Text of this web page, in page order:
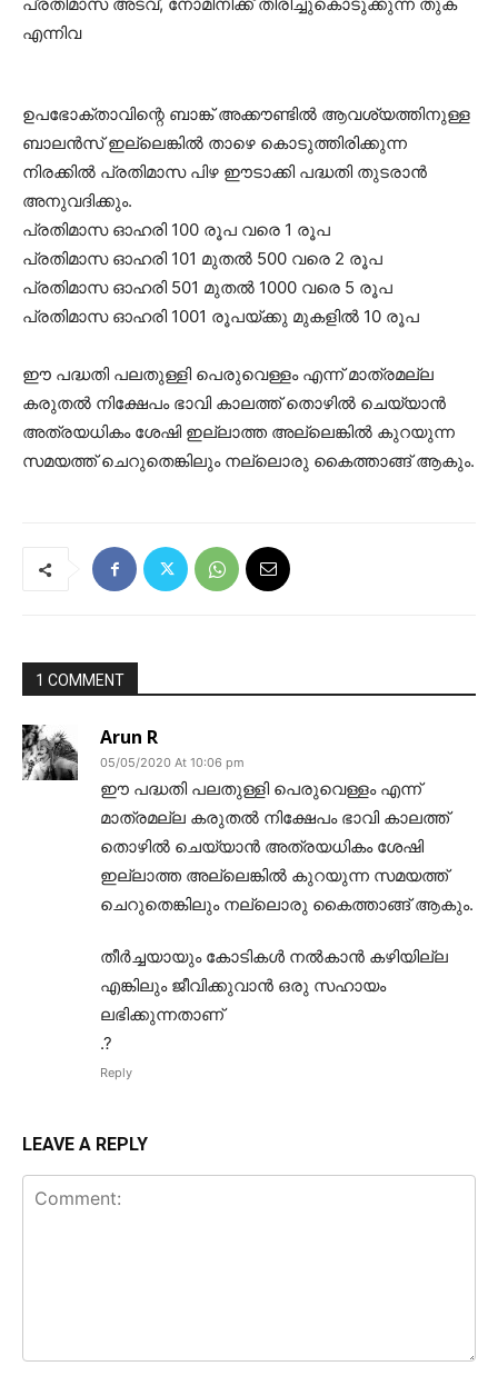
എന്നിവ
ഉപഭോക്താവിന്റെ ബാങ്ക് അക്കൗണ്ടിൽ ആവശ്യത്തിനുള്ള
ബാലൻസ് ഇല്ലെങ്കിൽ താഴെ കൊടുത്തിരിക്കുന്ന
നിരക്കിൽ പ്രതിമാസ പിഴ ഈടാക്കി പദ്ധതി തുടരാൻ
അനുവദിക്കും.
പ്രതിമാസ ഓഹരി 100 രൂപ വരെ 1 രൂപ
പ്രതിമാസ ഓഹരി 101 മുതൽ 500 വരെ 2 രൂപ
പ്രതിമാസ ഓഹരി 501 മുതൽ 1000 വരെ 5 രൂപ
പ്രതിമാസ ഓഹരി 1001 രൂപയ്ക്കു മുകളിൽ 10 രൂപ
ഈ പദ്ധതി പലതുള്ളി പെരുവെള്ളം എന്ന് മാത്രമല്ല
കരുതൽ നിക്ഷേപം ഭാവി കാലത്ത് തൊഴിൽ ചെയ്യാൻ
അത്രയധികം ശേഷി ഇല്ലാത്ത അല്ലെങ്കിൽ കുറയുന്ന
സമയത്ത് ചെറുതെങ്കിലും നല്ലൊരു കൈത്താങ്ങ് ആകും.
1 COMMENT
Arun R
05/05/2020 At 10:06 pm
ഈ പദ്ധതി പലതുള്ളി പെരുവെള്ളം എന്ന്
മാത്രമല്ല കരുതൽ നിക്ഷേപം ഭാവി കാലത്ത്
തൊഴിൽ ചെയ്യാൻ അത്രയധികം ശേഷി
ഇല്ലാത്ത അല്ലെങ്കിൽ കുറയുന്ന സമയത്ത്
ചെറുതെങ്കിലും നല്ലൊരു കൈത്താങ്ങ് ആകും.
തീർച്ചയായും കോടികൾ നൽകാൻ കഴിയില്ല
എങ്കിലും ജീവിക്കുവാൻ ഒരു സഹായം
ലഭിക്കുന്നതാണ്
.?
Reply
LEAVE A REPLY